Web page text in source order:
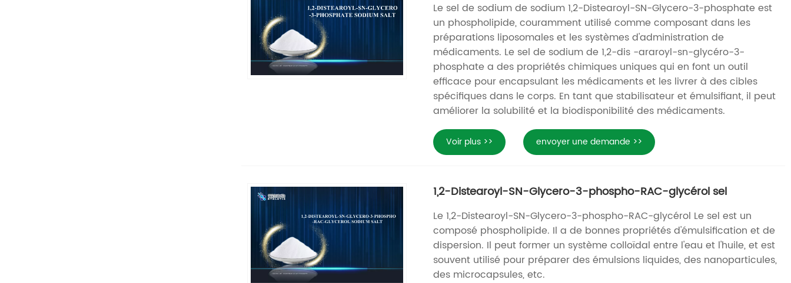
Le sel de sodium de sodium 1,2-Distearoyl-SN-Glycero-3-phosphate est
un phospholipide, couramment utilisé comme composant dans les
préparations liposomales et les systèmes d'administration de
médicaments. Le sel de sodium de 1,2-dis -araroyl-sn-glycéro-3-
phosphate a des propriétés chimiques uniques qui en font un outil
efficace pour encapsulant les médicaments et les livrer à des cibles
spécifiques dans le corps. En tant que stabilisateur et émulsifiant, il peut
améliorer la solubilité et la biodisponibilité des médicaments.
Voir plus >> envoyer une demande >>
1,2-Distearoyl-SN-Glycero-3-phospho-RAC-glycérol sel
Le 1,2-Distearoyl-SN-Glycero-3-phospho-RAC-glycérol Le sel est un
composé phospholipide. Il a de bonnes propriétés d'émulsification et de
dispersion. Il peut former un système colloïdal entre l'eau et l'huile, et est
souvent utilisé pour préparer des émulsions liquides, des nanoparticules,
des microcapsules, etc.